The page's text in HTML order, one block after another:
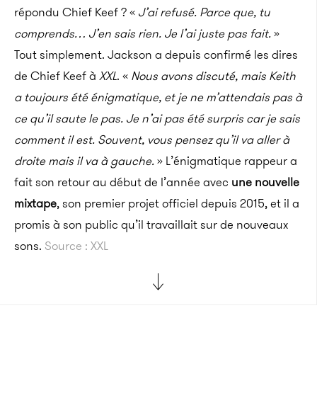
répondu Chief Keef ? « J’ai refusé. Parce que, tu
comprends… J’en sais rien. Je l’ai juste pas fait.»
Tout simplement. Jackson a depuis confirmé les dires
de Chief Keef à XXL. « Nous avons discuté, mais Keith
a toujours été énigmatique, et je ne m’attendais pas à
ce qu’il saute le pas. Je n’ai pas été surpris car je sais
comment il est. Souvent, vous pensez qu’il va aller à
droite mais il va à gauche.» L’énigmatique rappeur a
fait son retour au début de l’année avec une nouvelle
mixtape, son premier projet officiel depuis 2015, et il a
promis à son public qu’il travaillait sur de nouveaux
sons. Source : XXL